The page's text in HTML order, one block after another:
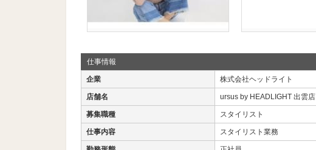
仕事情報
企業 株式会社ヘッドライト
店舗名 ursus by HEADLIGHT 出雲店
募集職種 スタイリスト
仕事内容 スタイリスト業務